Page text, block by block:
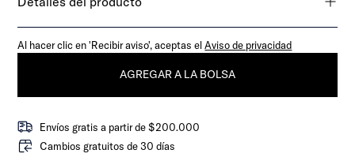
Al hacer clic en 'Recibir aviso', aceptas elAviso de privacidad
AGREGAR A LA BOLSA
Envíos gratis a partir de $200.000
Cambios gratuitos de 30 días